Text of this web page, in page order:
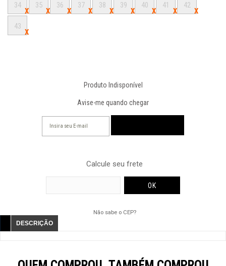
34 35 36 37 38 39 40 41 42
43
Produto Indisponível
Avise-me quando chegar
Calcule seu frete
Não sabe o CEP?
DESCRIÇÃO